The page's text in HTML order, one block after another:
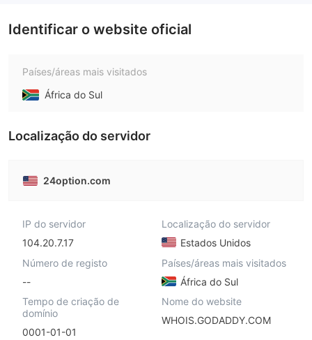
Identificar o website oficial
Países/áreas mais visitados
África do Sul
Localização do servidor
24option.com
IP do servidor
104.20.7.17
Localização do servidor
Estados Unidos
Número de registo
--
Países/áreas mais visitados
África do Sul
Tempo de criação de
domínio
0001-01-01
Nome do website
WHOIS.GODADDY.COM